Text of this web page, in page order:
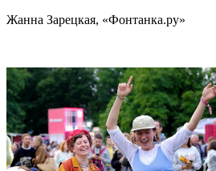
Жанна Зарецкая, «Фонтанка.ру»